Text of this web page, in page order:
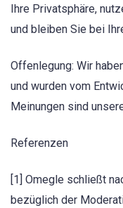
Ihre Privatsphäre,
und bleiben Sie bei
Offenlegung: Wir
und wurden vom
Meinungen sind
Referenzen
[1] Omegle schließt
bezüglich der